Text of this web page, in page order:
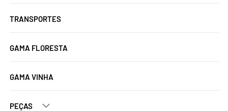
TRANSPORTES
GAMA FLORESTA
GAMA VINHA
PEÇAS